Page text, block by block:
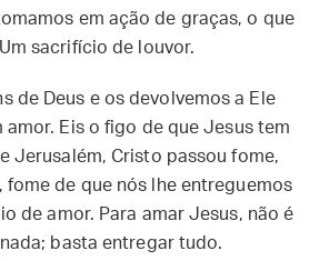
em ação de graças, o que
sacrifício de louvor.
de Deus e os devolvemos a Ele
Eis o figo de que Jesus tem
Jerusalém, Cristo passou fome,
fome de que nós lhe entreguemos
de amor. Para amar Jesus, não é
basta entregar tudo.